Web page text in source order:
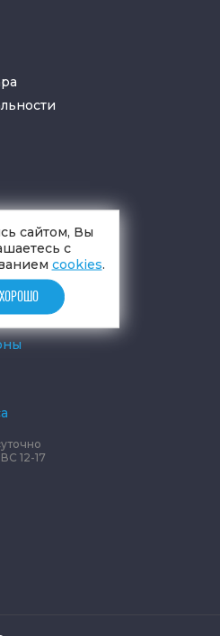
д. 23,
12-17
сайтом, Вы
с
cookies.
ХОРОШО